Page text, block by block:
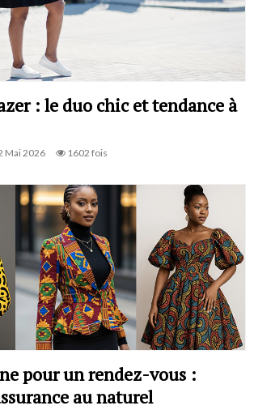
: le duo chic et tendance à
Mai 2026 1602 fois
pour un rendez-vous :
au naturel